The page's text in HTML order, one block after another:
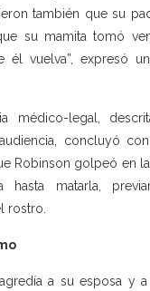
también que su
su mamita tomó
él vuelva”, expresó
médico-legal,
concluyó
Robinson golpeó en
hasta matarla,
rostro.
a su esposa y